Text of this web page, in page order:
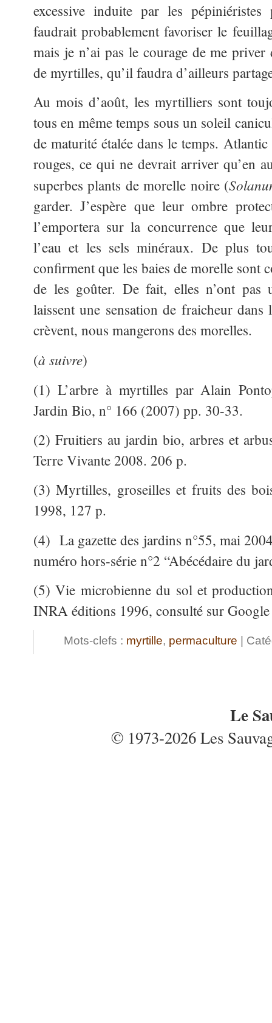
excessive induite par les
faudrait probablement favoriser le
mais je n’ai pas le courage de me
de myrtilles, qu’il faudra d’ailleurs
Au mois d’août, les myrtilliers sont
tous en même temps sous un soleil
de maturité étalée dans le temps.
rouges, ce qui ne devrait arriver qu’en
superbes plants de morelle noire (
garder. J’espère que leur ombre
l’emportera sur la concurrence que
l’eau et les sels minéraux. De plus
confirment que les baies de morelle sont
de les goûter. De fait, elles n’ont pas
laissent une sensation de fraicheur
crèvent, nous mangerons des morelles.
(à suivre)
(1) L’arbre à myrtilles par Alain
Jardin Bio, n° 166 (2007) pp. 30-33.
(2) Fruitiers au jardin bio, arbres et
Terre Vivante 2008. 206 p.
(3) Myrtilles, groseilles et fruits des
1998, 127 p.
(4) La gazette des jardins n°55, mai
numéro hors-série n°2 “Abécédaire du
(5) Vie microbienne du sol et
INRA éditions 1996, consulté sur
Mots-clefs : myrtille, permaculture |
Le
© 1973-2026 Les